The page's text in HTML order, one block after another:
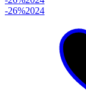
-26%2024